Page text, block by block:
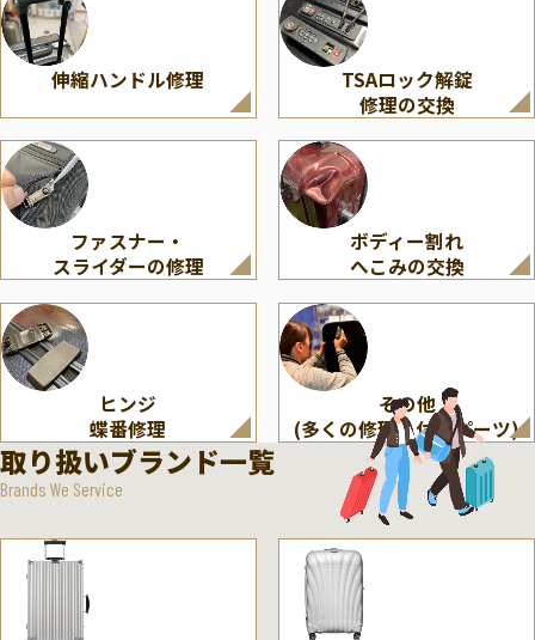
伸縮ハンドル修理
TSAロック解錠
修理の交換
ファスナー・
スライダーの修理
ボディー割れ
へこみの交換
ヒンジ
蝶番修理
その他
(多くの修理・付属パーツ)
取り扱いブランド一覧
Brands We Service